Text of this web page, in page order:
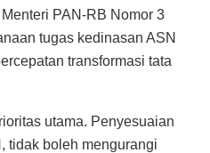
PAN-RB Nomor 3
tugas kedinasan ASN
transformasi tata
utama. Penyesuaian
tidak boleh mengurangi